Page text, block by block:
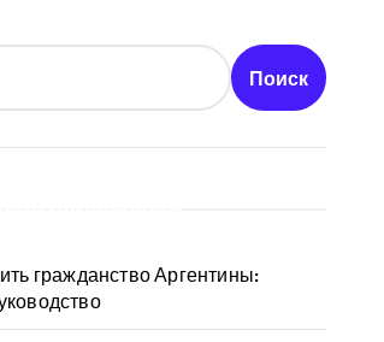
Поиск
гражданство Аргентины: